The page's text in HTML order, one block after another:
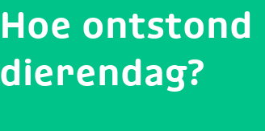
Hoe ontstond
dierendag?